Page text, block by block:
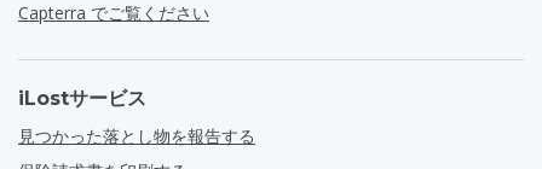
Capterra でご覧ください
iLostサービス
見つかった落とし物を報告する